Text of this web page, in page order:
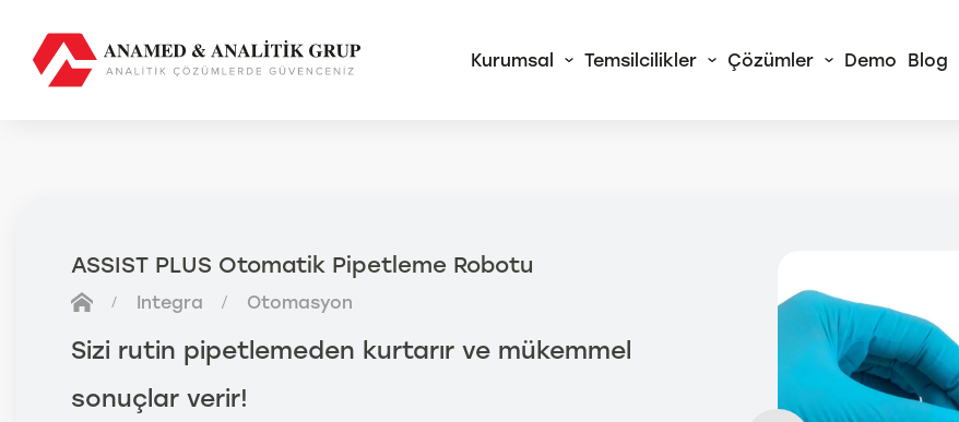
Kurumsal Temsilcilikler Çözümler
FUTURA Sürekli Akış
Analizörleri
Otomatik Yaş Kimya
Analizörleri
Demo Blog
ASSIST PLUS Otomatik Pipetleme Robotu
Integra Otomasyon
Sizi rutin pipetlemeden kurtarır ve mükemmel
sonuçlar verir!